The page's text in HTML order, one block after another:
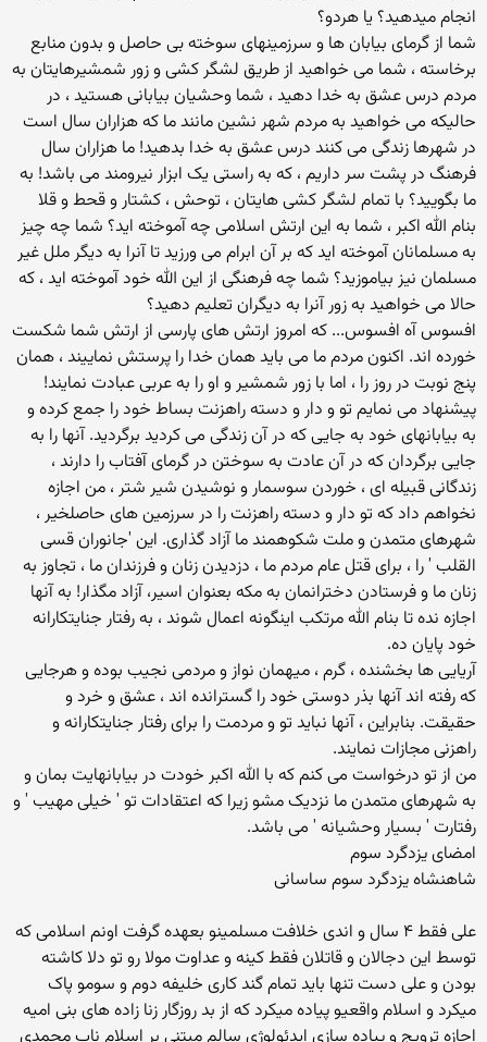
انجام میدهید؟ یا هردو؟
شما از گرمای بیابان ها و سرزمینهای سوخته بی حاصل و بدون منابع
برخاسته ، شما می خواهید از طریق لشگر کشی و زور شمشیرهایتان به
مردم درس عشق به خدا دهید ، شما وحشیان بیابانی هستید ، در
حالیکه می خواهید به مردم شهر نشین مانند ما که هزاران سال است
در شهرها زندگی می کنند درس عشق به خدا بدهید! ما هزاران سال
فرهنگ در پشت سر داریم ، که به راستی یک ابزار نیرومند می باشد! به
ما بگویید؟ با تمام لشگر کشی هایتان ، توحش ، کشتار و قحط و قلا
بنام الله اکبر ، شما به این ارتش اسلامی چه آموخته اید؟ شما چه چیز
به مسلمانان آموخته اید که بر آن ابرام می ورزید تا آنرا به دیگر ملل غیر
مسلمان نیز بیاموزید؟ شما چه فرهنگی از این الله خود آموخته اید ، که
حالا می خواهید به زور آنرا به دیگران تعلیم دهید؟
افسوس آه افسوس... که امروز ارتش های پارسی از ارتش شما شکست
خورده اند. اکنون مردم ما می باید همان خدا را پرستش نماییند ، همان
پنج نوبت در روز را ، اما با زور شمشیر و او را به عربی عبادت نمایند!
پیشنهاد می نمایم تو و دار و دسته راهزنت بساط خود را جمع کرده و
به بیابانهای خود به جایی که در آن زندگی می کردید برگردید. آنها را به
جایی برگردان که در آن عادت به سوختن در گرمای آفتاب را دارند ،
زندگانی قبیله ای ، خوردن سوسمار و نوشیدن شیر شتر ، من اجازه
نخواهم داد که تو دار و دسته راهزنت را در سرزمین های حاصلخیر ،
شهرهای متمدن و ملت شکوهمند ما آزاد گذاری. این 'جانوران قسی
القلب ' را ، برای قتل عام مردم ما ، دزدیدن زنان و فرزندان ما ، تجاوز به
زنان ما و فرستادن دخترانمان به مکه بعنوان اسیر، آزاد مگذار! به آنها
اجازه نده تا بنام الله مرتکب اینگونه اعمال شوند ، به رفتار جنایتکارانه
خود پایان ده.
آریایی ها بخشنده ، گرم ، میهمان نواز و مردمی نجیب بوده و هرجایی
که رفته اند آنها بذر دوستی خود را گسترانده اند ، عشق و خرد و
حقیقت. بنابراین ، آنها نباید تو و مردمت را برای رفتار جنایتکارانه و
راهزنی مجازات نمایند.
من از تو درخواست می کنم که با الله اکبر خودت در بیابانهایت بمان و
به شهرهای متمدن ما نزدیک مشو زیرا که اعتقادات تو ' خیلی مهیب ' و
رفتارت ' بسیار وحشیانه ' می باشد.
امضای یزدگرد سوم
شاهنشاه یزدگرد سوم ساسانی
علی فقط ۴ سال و اندی خلافت مسلمینو بعهده گرفت اونم اسلامی که
توسط این دجالان و قاتلان فقط کینه و عداوت مولا رو تو دلا کاشته
بودن و علی دست تنها باید تمام گند کاری خلیفه دوم و سومو پاک
میکرد و اسلام واقعیو پیاده میکرد که از بد روزگار زنا زاده های بنی امیه